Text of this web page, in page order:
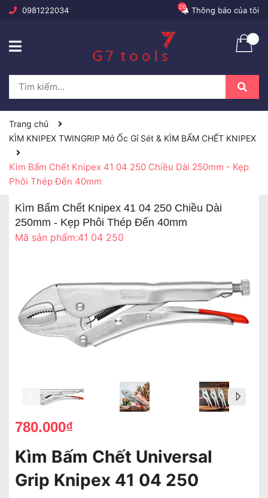
0981222034 Thông báo của tôi
26
Trang chủ
KÌM KNIPEX TWINGRIP Mở Ốc Gỉ Sét & KÌM BẤM CHẾT KNIPEX
Kìm Bấm Chết Knipex 41 04 250 Chiều Dài 250mm - Kẹp
Phôi Thép Đến 40mm
Kìm Bấm Chết Knipex 41 04 250 Chiều Dài
250mm - Kẹp Phôi Thép Đến 40mm
Mã sản phẩm:41 04 250
780.000₫
Kìm Bấm Chết Universal
Grip Knipex 41 04 250